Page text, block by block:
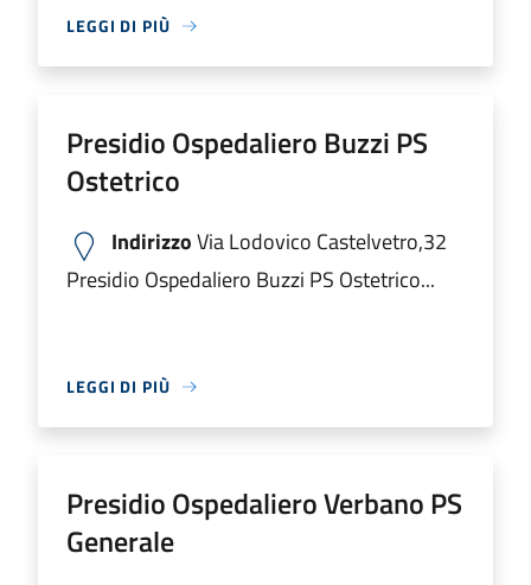
LEGGI DI PIÙ
Presidio Ospedaliero Buzzi PS
Ostetrico
IndirizzoVia Lodovico Castelvetro,32
Presidio Ospedaliero Buzzi PS Ostetrico...
LEGGI DI PIÙ
Presidio Ospedaliero Verbano PS
Generale